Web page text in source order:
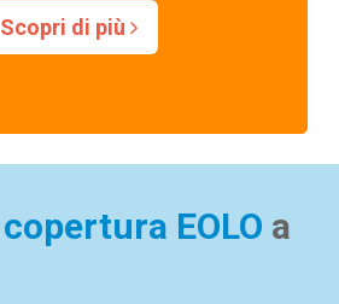
Scopri di più
copertura EOLO a